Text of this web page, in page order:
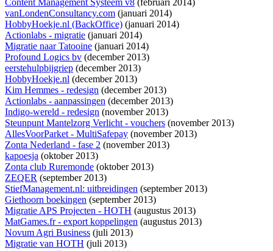
Content Management Systeem v8 (februari 2014)
vanLondenConsultancy.com (januari 2014)
HobbyHoekje.nl (BackOffice) (januari 2014)
Actionlabs - migratie (januari 2014)
Migratie naar Tatooine (januari 2014)
Profound Logics bv (december 2013)
eerstehulpbijgriep (december 2013)
HobbyHoekje.nl (december 2013)
Kim Hemmes - redesign (december 2013)
Actionlabs - aanpassingen (december 2013)
Indigo-wereld - redesign (november 2013)
Steunpunt Mantelzorg Verlicht - vouchers (november 2013)
AllesVoorParket - MultiSafepay (november 2013)
Zonta Nederland - fase 2 (november 2013)
kapoesja (oktober 2013)
Zonta club Ruremonde (oktober 2013)
ZEQER (september 2013)
StiefManagement.nl: uitbreidingen (september 2013)
Giethoorn boekingen (september 2013)
Migratie APS Projecten - HOTH (augustus 2013)
MatGames.fr - export koppelingen (augustus 2013)
Novum Agri Business (juli 2013)
Migratie van HOTH (juli 2013)